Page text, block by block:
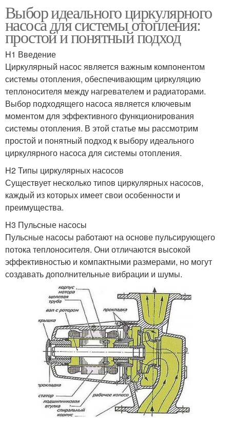
Выбор идеального циркулярного
насоса для системы отопления:
простой и понятный подход
H1 Введение
Циркулярный насос является важным компонентом
системы отопления, обеспечивающим циркуляцию
теплоносителя между нагревателем и радиаторами.
Выбор подходящего насоса является ключевым
моментом для эффективного функционирования
системы отопления. В этой статье мы рассмотрим
простой и понятный подход к выбору идеального
циркулярного насоса для системы отопления.
H2 Типы циркулярных насосов
Существует несколько типов циркулярных насосов,
каждый из которых имеет свои особенности и
преимущества.
H3 Пульсные насосы
Пульсные насосы работают на основе пульсирующего
потока теплоносителя. Они отличаются высокой
эффективностью и компактными размерами, но могут
создавать дополнительные вибрации и шумы.